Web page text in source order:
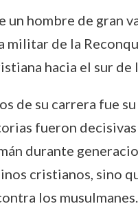
un hombre de gran
de la
hacia el sur
de su carrera fue
fueron
durante
cristianos, sino
los musulmanes.